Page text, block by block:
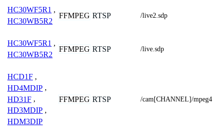
HC30WF5R1 ,
HC30WB5R2
FFMPEG RTSP /live2.sdp
HC30WF5R1 ,
HC30WB5R2
FFMPEG RTSP /live.sdp
HCD1F ,
HD4MDIP ,
HD31F ,
HD3MDIP ,
HDM3DIP
FFMPEG RTSP /cam[CHANNEL]/mpeg4